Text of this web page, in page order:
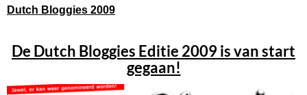
Dutch Bloggies 2009
De Dutch Bloggies Editie 2009 is van start
gegaan!